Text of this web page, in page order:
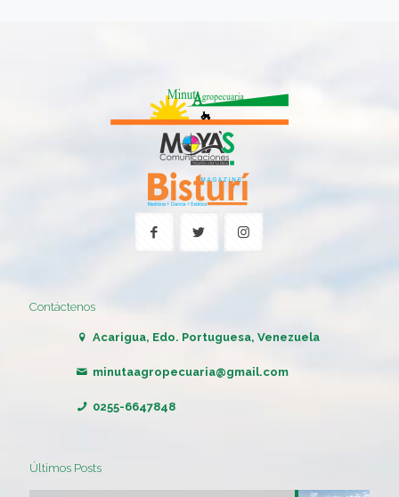
Contáctenos
Acarigua, Edo. Portuguesa, Venezuela
minutaagropecuaria@gmail.com
0255-6647848
Últimos Posts